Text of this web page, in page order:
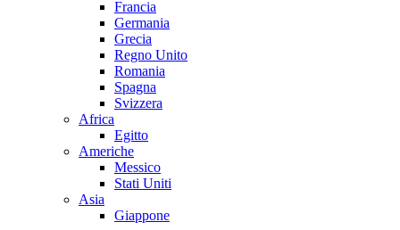
Francia
Germania
Grecia
Regno Unito
Romania
Spagna
Svizzera
Africa
Egitto
Americhe
Messico
Stati Uniti
Asia
Giappone